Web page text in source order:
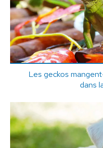
Les geckos
dans